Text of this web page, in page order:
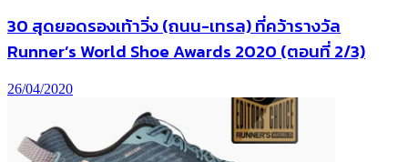
30 สุดยอดรองเท้าวิ่ง (ถนน-เทรล) ที่คว้ารางวัล
Runner’s World Shoe Awards 2020 (ตอนที่ 2/3)
26/04/2020